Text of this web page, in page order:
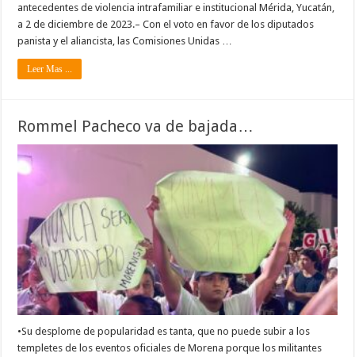
antecedentes de violencia intrafamiliar e institucional Mérida, Yucatán,
a 2 de diciembre de 2023.– Con el voto en favor de los diputados
panista y el aliancista, las Comisiones Unidas …
Leer Mas ...
Rommel Pacheco va de bajada…
•Su desplome de popularidad es tanta, que no puede subir a los
templetes de los eventos oficiales de Morena porque los militantes